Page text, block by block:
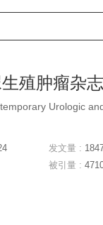
殖肿瘤杂志
Urologic
发文量 :
被引量 :